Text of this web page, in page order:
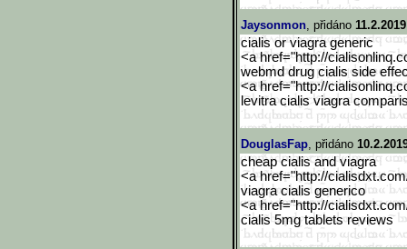
Jaysonmon, přidáno
cialis or viagra generic
<a href="http://
webmd drug cialis side
<a href="http://
levitra cialis viagra
DouglasFap, přidáno
cheap cialis and viagra
<a href="http://
viagra cialis generico
<a href="http://
cialis 5mg tablets reviews